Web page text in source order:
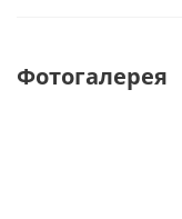
Фотогалерея